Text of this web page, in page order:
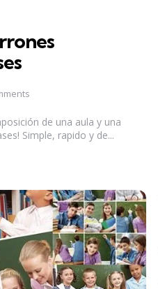
de una aula y una
Simple, rapido y de...